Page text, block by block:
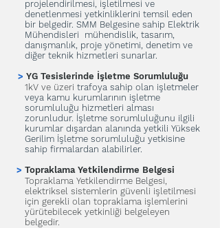
projelendirilmesi, işletilmesi ve
denetlenmesi yetkinliklerini temsil eden
bir belgedir. SMM Belgesine sahip Elektrik
Mühendisleri mühendislik, tasarım,
danışmanlık, proje yönetimi, denetim ve
diğer teknik hizmetleri sunarlar.
> YG Tesislerinde İşletme Sorumluluğu
1kV ve üzeri trafoya sahip olan işletmeler
veya kamu kurumlarının işletme
sorumluluğu hizmetleri alması
zorunludur. İşletme sorumluluğunu ilgili
kurumlar dışardan alanında yetkili Yüksek
Gerilim İşletme sorumluluğu yetkisine
sahip firmalardan alabilirler.
> Topraklama Yetkilendirme Belgesi
Topraklama Yetkilendirme Belgesi,
elektriksel sistemlerin güvenli işletilmesi
için gerekli olan topraklama işlemlerini
yürütebilecek yetkinliği belgeleyen
belgedir.